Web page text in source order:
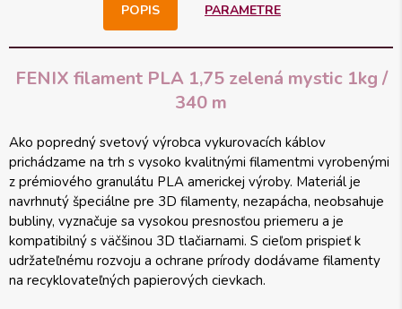
POPIS PARAMETRE
FENIX filament PLA 1,75 zelená mystic 1kg /
340 m
Ako popredný svetový výrobca vykurovacích káblov
prichádzame na trh s vysoko kvalitnými filamentmi vyrobenými
z prémiového granulátu PLA americkej výroby. Materiál je
navrhnutý špeciálne pre 3D filamenty, nezapácha, neobsahuje
bubliny, vyznačuje sa vysokou presnosťou priemeru a je
kompatibilný s väčšinou 3D tlačiarnami. S cieľom prispieť k
udržateľnému rozvoju a ochrane prírody dodávame filamenty
na recyklovateľných papierových cievkach.